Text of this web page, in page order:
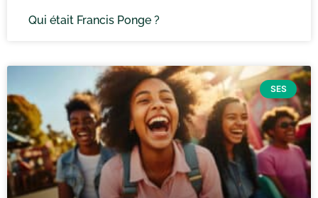
Qui était Francis Ponge ?
SES